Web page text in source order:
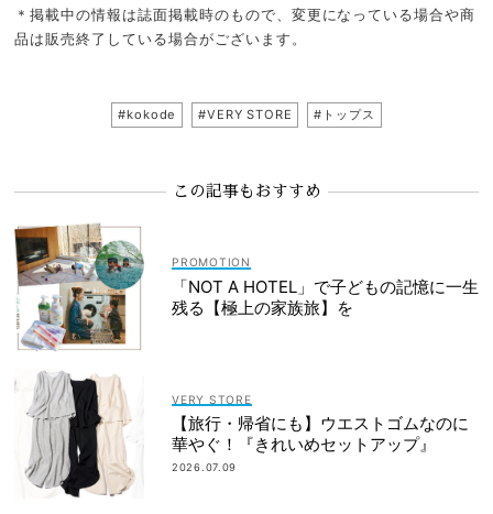
＊掲載中の情報は誌面掲載時のもので、変更になっている場合や商
品は販売終了している場合がございます。
#kokode #VERY STORE #トップス
この記事もおすすめ
「NOT A HOTEL」で子どもの記憶に一生
残る【極上の家族旅】を
VERY STORE
【旅行・帰省にも】ウエストゴムなのに
華やぐ！『きれいめセットアップ』
2026.07.09